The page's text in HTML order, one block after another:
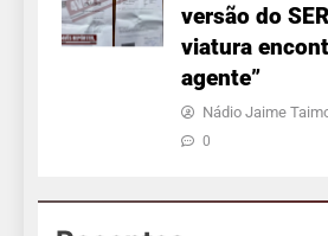
versão do
viatura
agente”
Nádio Jaime
0